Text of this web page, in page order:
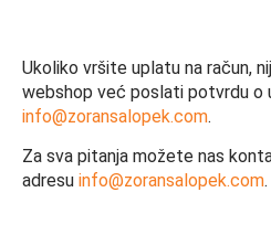
Ukoliko vršite uplatu na račun,
webshop već poslati potvrdu o
info@zoransalopek.com.
Za sva pitanja možete nas
adresu info@zoransalopek.com.